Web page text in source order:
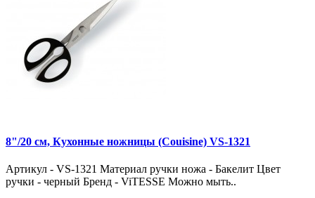
8"/20 см, Кухонные ножницы (Couisine) VS-1321
Артикул - VS-1321 Материал ручки ножа - Бакелит Цвет
ручки - черный Бренд - ViTESSE Можно мыть..